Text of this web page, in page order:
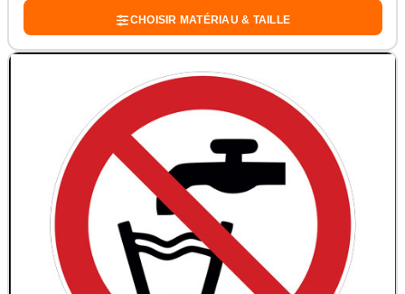
CHOISIR MATÉRIAU & TAILLE